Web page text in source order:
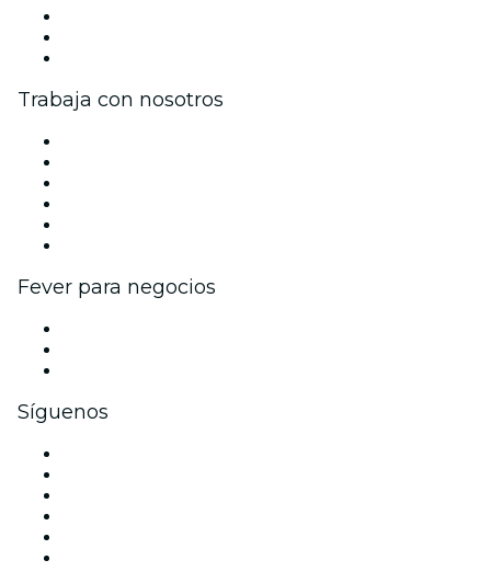
Trabaja con nosotros
Fever para negocios
Síguenos